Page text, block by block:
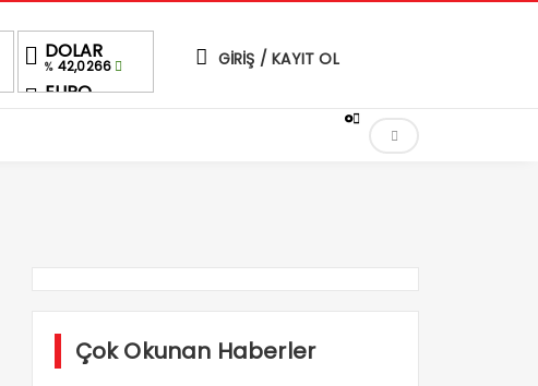
DOLAR
% 42,0266
EURO
GİRİŞ / KAYIT OL
°
Çok Okunan Haberler